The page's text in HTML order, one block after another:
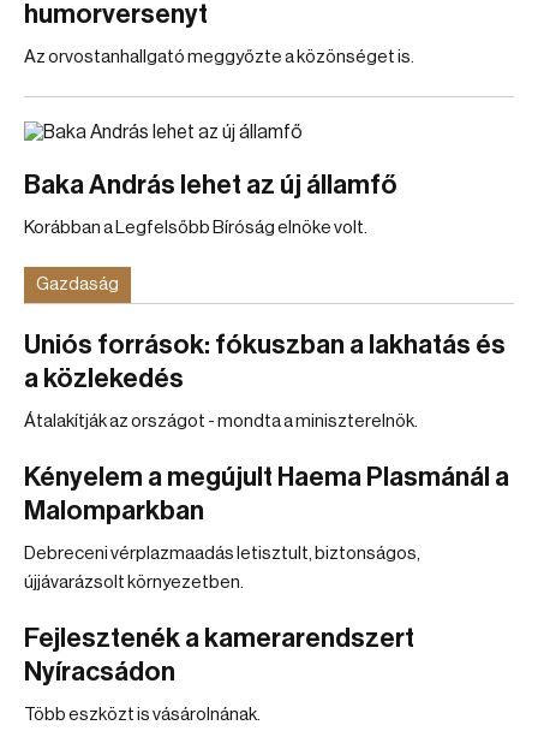
humorversenyt
Az orvostanhallgató meggyőzte a közönséget is.
Baka András lehet az új államfő
Korábban a Legfelsőbb Bíróság elnöke volt.
Gazdaság
Uniós források: fókuszban a lakhatás és
a közlekedés
Átalakítják az országot - mondta a miniszterelnök.
Kényelem a megújult Haema Plasmánál a
Malomparkban
Debreceni vérplazmaadás letisztult, biztonságos,
újjávarázsolt környezetben.
Fejlesztenék a kamerarendszert
Nyíracsádon
Több eszközt is vásárolnának.